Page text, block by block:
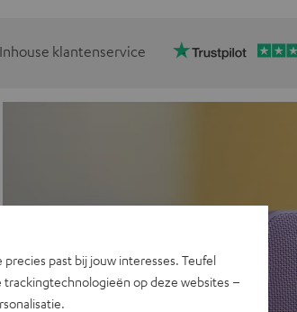
Inhouse klantenservice
past bij jouw interesses. Teufel
op deze websites –